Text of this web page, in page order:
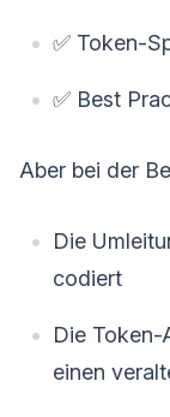
✅ Token-
✅ Best
Aber bei der
Die
codiert
Die
einen